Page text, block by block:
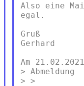
Also eine
egal.
Gruß
Gerhard
Am
> Abmeldung
> >